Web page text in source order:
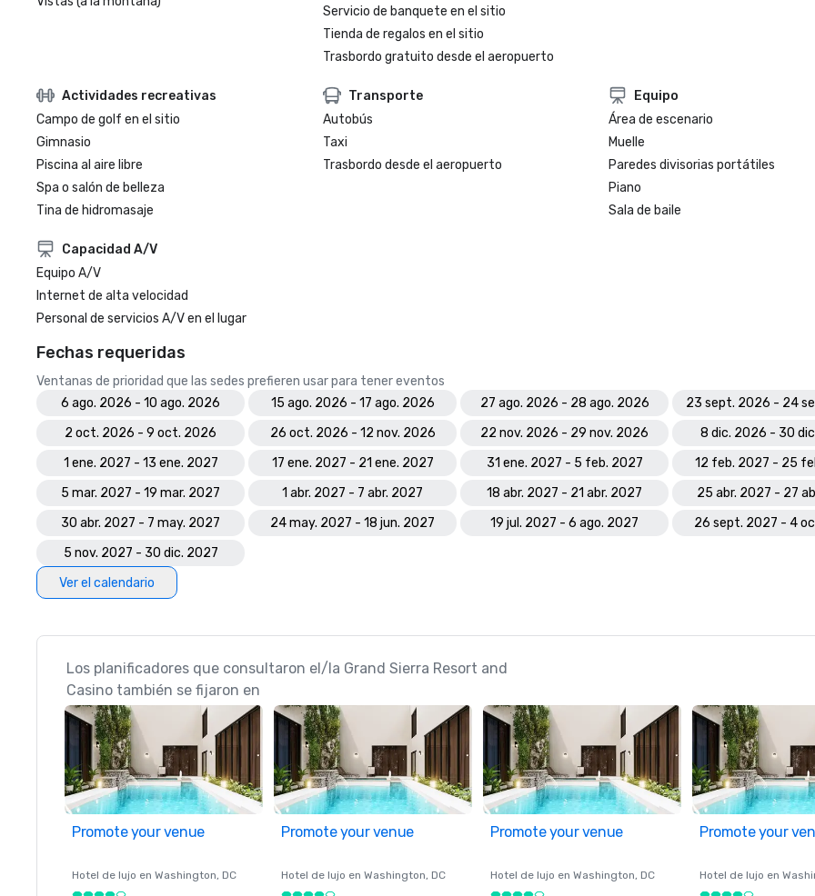
Servicio de banquete en el sitio
Tienda de regalos en el sitio
Trasbordo gratuito desde el aeropuerto
Actividades recreativas
Campo de golf en el sitio
Gimnasio
Piscina al aire libre
Spa o salón de belleza
Tina de hidromasaje
Transporte
Autobús
Taxi
Trasbordo desde el aeropuerto
Equipo
Área de escenario
Muelle
Paredes divisorias portátiles
Piano
Sala de baile
Capacidad A/V
Equipo A/V
Internet de alta velocidad
Personal de servicios A/V en el lugar
Fechas requeridas
Ventanas de prioridad que las sedes prefieren usar para tener eventos
6 ago. 2026 - 10 ago. 2026
15 ago. 2026 - 17 ago. 2026 27 ago. 2026 - 28 ago. 2026
23 sept. 2026 - 24
2 oct. 2026 - 9 oct. 2026
26 oct. 2026 - 12 nov. 2026 22 nov. 2026 - 29 nov. 2026
8 dic. 2026 - 30
1 ene. 2027 - 13 ene. 2027
17 ene. 2027 - 21 ene. 2027 31 ene. 2027 - 5 feb. 2027
12 feb. 2027 - 25
5 mar. 2027 - 19 mar. 2027
1 abr. 2027 - 7 abr. 2027 18 abr. 2027 - 21 abr. 2027
25 abr. 2027 - 27
30 abr. 2027 - 7 may. 2027
24 may. 2027 - 18 jun. 2027 19 jul. 2027 - 6 ago. 2027
26 sept. 2027 - 4
5 nov. 2027 - 30 dic. 2027
Ver el calendario
Los planificadores que consultaron el/la Grand Sierra Resort and
Casino también se fijaron en
Promote your venue
Hotel de lujo en Washington, DC
Promote your venue
Hotel de lujo en Washington, DC
Promote your venue
Hotel de lujo en Washington, DC
Promote your
Hotel de lujo en